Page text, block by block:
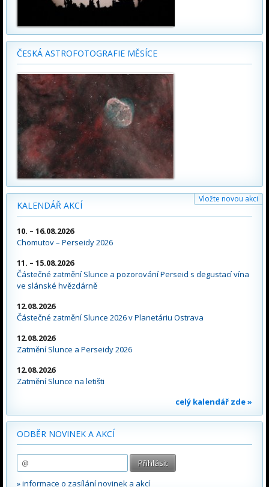
ČESKÁ ASTROFOTOGRAFIE MĚSÍCE
KALENDÁŘ AKCÍ
Vložte novou akci
10. – 16.08.2026
Chomutov – Perseidy 2026
11. – 15.08.2026
Částečné zatmění Slunce a pozorování Perseid s degustací vína
ve slánské hvězdárně
12.08.2026
Částečné zatmění Slunce 2026 v Planetáriu Ostrava
12.08.2026
Zatmění Slunce a Perseidy 2026
12.08.2026
Zatmění Slunce na letišti
celý kalendář zde »
ODBĚR NOVINEK A AKCÍ
» informace o zasílání novinek a akcí